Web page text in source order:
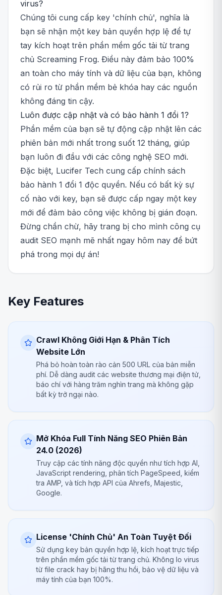
virus?
Chúng tôi cung cấp key 'chính chủ', nghĩa là
bạn sẽ nhận một key bản quyền hợp lệ để tự
tay kích hoạt trên phần mềm gốc tải từ trang
chủ Screaming Frog. Điều này đảm bảo 100%
an toàn cho máy tính và dữ liệu của bạn, không
có rủi ro từ phần mềm bẻ khóa hay các nguồn
không đáng tin cậy.
Luôn được cập nhật và có bảo hành 1 đổi 1?
Phần mềm của bạn sẽ tự động cập nhật lên các
phiên bản mới nhất trong suốt 12 tháng, giúp
bạn luôn đi đầu với các công nghệ SEO mới.
Đặc biệt, Lucifer Tech cung cấp chính sách
bảo hành 1 đổi 1 độc quyền. Nếu có bất kỳ sự
cố nào với key, bạn sẽ được cấp ngay một key
mới để đảm bảo công việc không bị gián đoạn.
Đừng chần chừ, hãy trang bị cho mình công cụ
audit SEO mạnh mẽ nhất ngay hôm nay để bứt
phá trong mọi dự án!
Key Features
Crawl Không Giới Hạn & Phân Tích
Website Lớn
Phá bỏ hoàn toàn rào cản 500 URL của bản miễn
phí. Dễ dàng audit các website thương mại điện tử,
báo chí với hàng trăm nghìn trang mà không gặp
bất kỳ trở ngại nào.
Mở Khóa Full Tính Năng SEO Phiên Bản
24.0 (2026)
Truy cập các tính năng độc quyền như tích hợp AI,
JavaScript rendering, phân tích PageSpeed, kiểm
tra AMP, và tích hợp API của Ahrefs, Majestic,
Google.
License 'Chính Chủ' An Toàn Tuyệt Đối
Sử dụng key bản quyền hợp lệ, kích hoạt trực tiếp
trên phần mềm gốc tải từ trang chủ. Không lo virus
từ file crack hay bị hãng thu hồi, bảo vệ dữ liệu và
máy tính của bạn 100%.